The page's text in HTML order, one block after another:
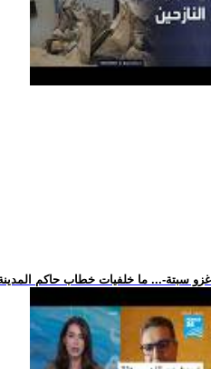
.. -غزو سبتة-... ما خلفيات خطاب حاكم